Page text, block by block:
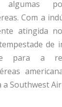
Com a
atingida
de
para a
Southwest